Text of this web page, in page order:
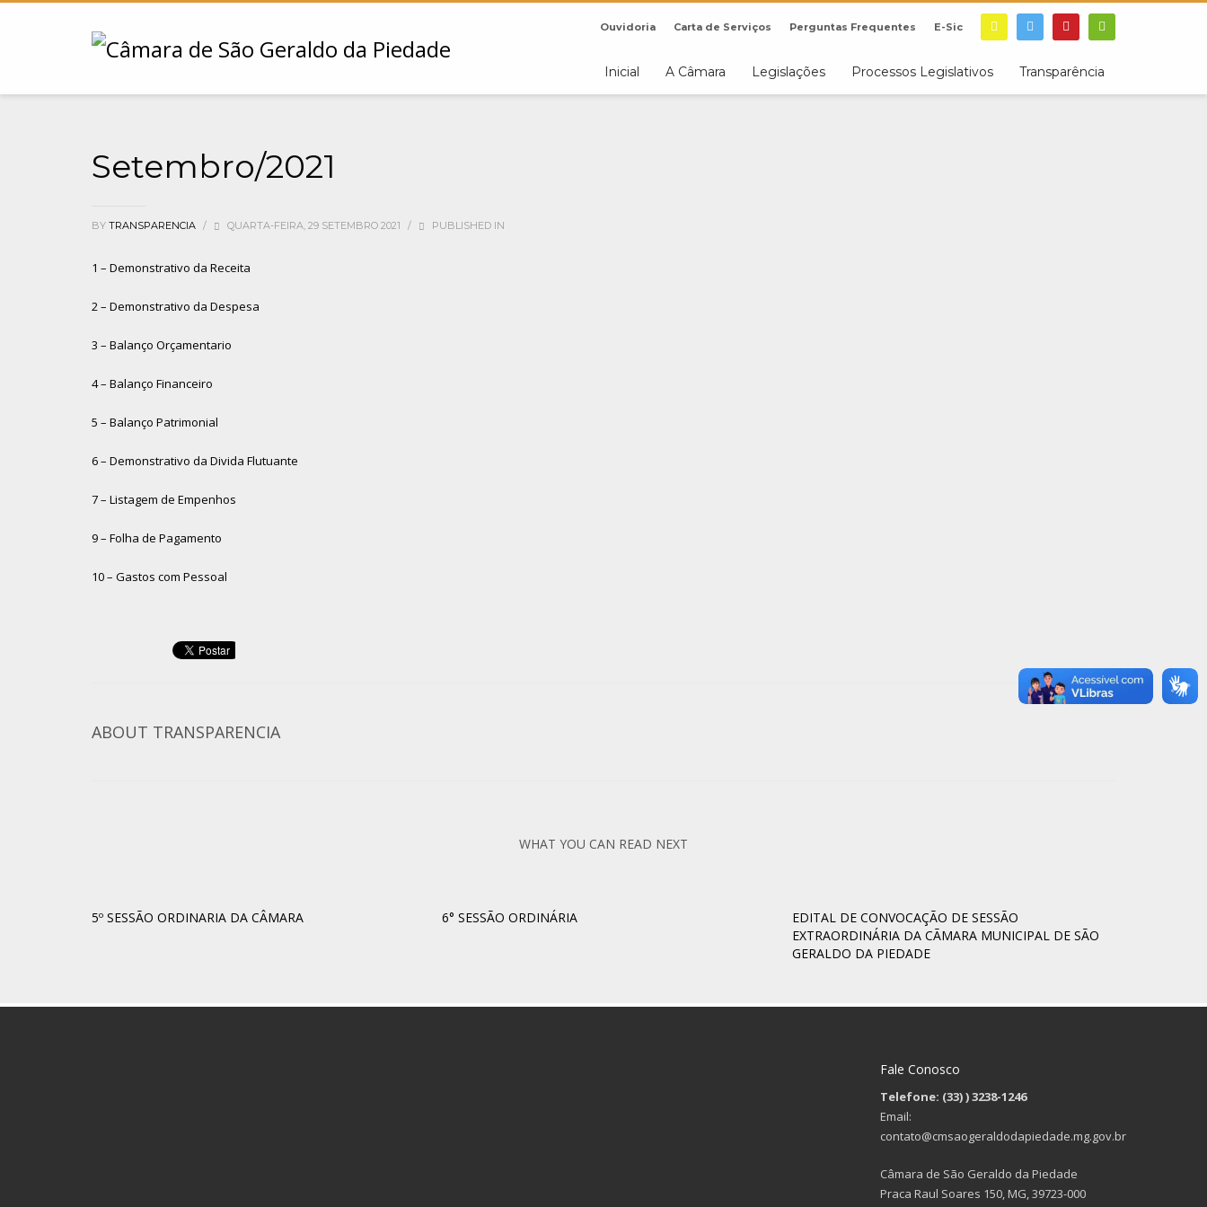
Ouvidoria Carta de Serviços Perguntas Frequentes E-Sic
Inicial A Câmara Legislações Processos Legislativos Transparência
Setembro/2021
BY TRANSPARENCIA / QUARTA-FEIRA, 29 SETEMBRO 2021 / PUBLISHED IN
1 – Demonstrativo da Receita
2 – Demonstrativo da Despesa
3 – Balanço Orçamentario
4 – Balanço Financeiro
5 – Balanço Patrimonial
6 – Demonstrativo da Divida Flutuante
7 – Listagem de Empenhos
9 – Folha de Pagamento
10 – Gastos com Pessoal
ABOUT TRANSPARENCIA
WHAT YOU CAN READ NEXT
5º SESSÃO ORDINARIA DA CÂMARA 6° SESSÃO ORDINÁRIA
EDITAL DE CONVOCAÇÃO DE SESSÃO
EXTRAORDINÁRIA DA CÃMARA MUNICIPAL DE SÃO
GERALDO DA PIEDADE
Fale Conosco
Telefone: (33)) 3238-1246
Email:
contato@cmsaogeraldodapiedade.mg.gov.br
Câmara de São Geraldo da Piedade
Praca Raul Soares 150, MG, 39723-000